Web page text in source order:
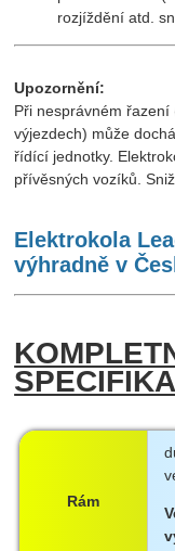
rozjíždění atd.
Upozornění:
Při nesprávném řazení
výjezdech) může
řídící jednotky.
přívěsných vozíků.
Elektrokola
výhradně v
Rám